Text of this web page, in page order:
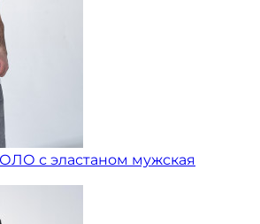
с эластаном мужская